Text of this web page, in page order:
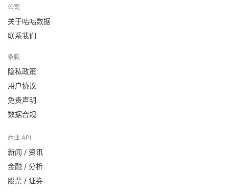
公司
关于咕咕数据
联系我们
条款
隐私政策
用户协议
免责声明
数据合规
商业 API
新闻 / 资讯
金融 / 分析
股票 / 证券